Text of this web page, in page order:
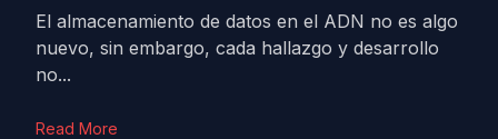
El almacenamiento de datos en el ADN no es algo
nuevo, sin embargo, cada hallazgo y desarrollo
no...
Read More